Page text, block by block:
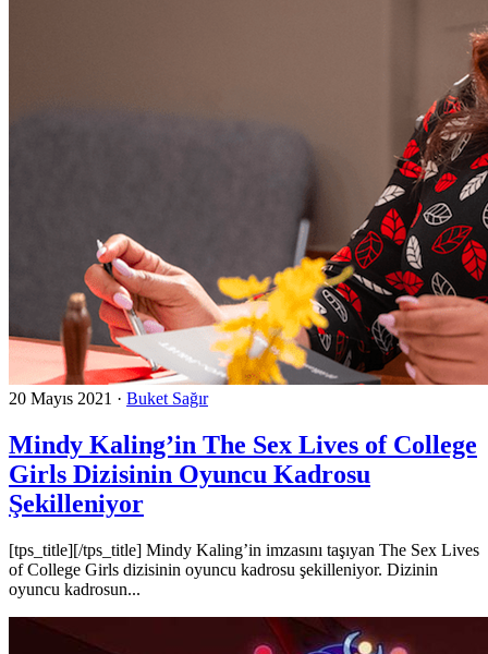
20 Mayıs 2021 · Buket Sağır
Mindy Kaling’in The Sex Lives of College
Girls Dizisinin Oyuncu Kadrosu
Şekilleniyor
[tps_title][/tps_title] Mindy Kaling’in imzasını taşıyan The Sex Lives
of College Girls dizisinin oyuncu kadrosu şekilleniyor. Dizinin
oyuncu kadrosun...